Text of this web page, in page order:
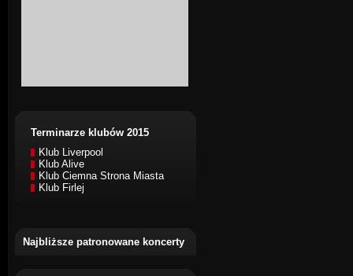
Terminarze klubów 2015
Klub Liverpool
Klub Alive
Klub Ciemna Strona Miasta
Klub Firlej
Najbliższe patronowane koncerty